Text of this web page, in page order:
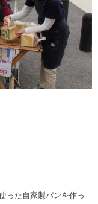
った自家製パンを作っ